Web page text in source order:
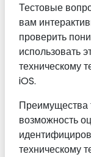
Тестовые
вам
проверить
использовать
техническому
iOS.
Преимущества
возможность
техническому